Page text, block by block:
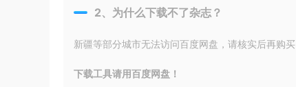
2、为什么下载不了杂志？
新疆等部分城市无法访问百度网盘，请核实后再购买
下载工具请用百度网盘！